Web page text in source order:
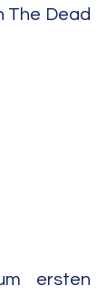
The Dead
ersten